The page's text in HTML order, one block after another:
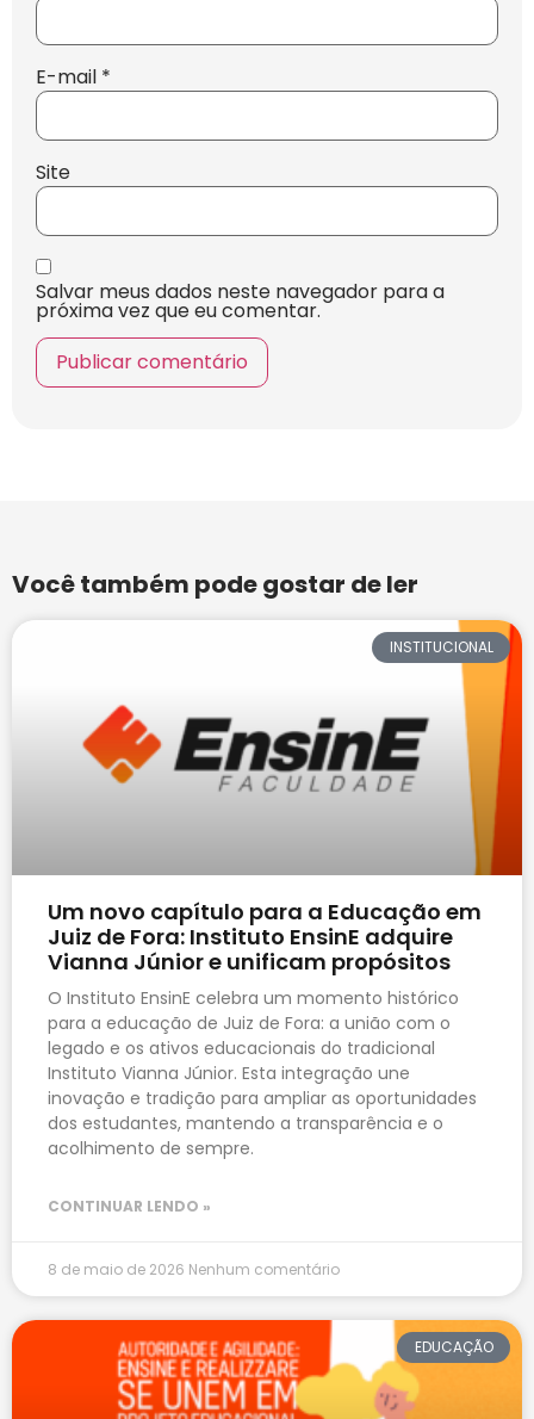
E-mail *
Site
Salvar meus dados neste navegador para a
próxima vez que eu comentar.
Você também pode gostar de ler
INSTITUCIONAL
Um novo capítulo para a Educação em
Juiz de Fora: Instituto EnsinE adquire
Vianna Júnior e unificam propósitos
O Instituto EnsinE celebra um momento histórico
para a educação de Juiz de Fora: a união com o
legado e os ativos educacionais do tradicional
Instituto Vianna Júnior. Esta integração une
inovação e tradição para ampliar as oportunidades
dos estudantes, mantendo a transparência e o
acolhimento de sempre.
CONTINUAR LENDO »
8 de maio de 2026 Nenhum comentário
EDUCAÇÃO